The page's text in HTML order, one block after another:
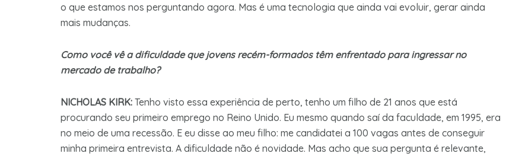
o que estamos nos perguntando agora. Mas é uma tecnologia que ainda vai evoluir, gerar ainda
mais mudanças.
Como você vê a dificuldade que jovens recém-formados têm enfrentado para ingressar no
mercado de trabalho?
NICHOLAS KIRK: Tenho visto essa experiência de perto, tenho um filho de 21 anos que está
procurando seu primeiro emprego no Reino Unido. Eu mesmo quando saí da faculdade, em 1995, era
no meio de uma recessão. E eu disse ao meu filho: me candidatei a 100 vagas antes de conseguir
minha primeira entrevista. A dificuldade não é novidade. Mas acho que sua pergunta é relevante,